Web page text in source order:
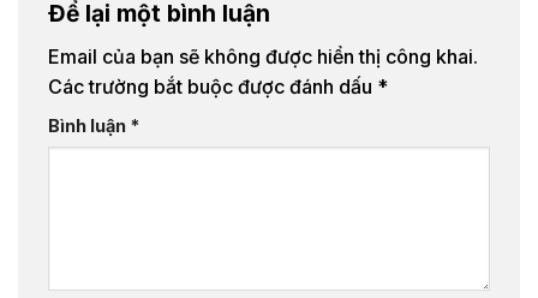
Để lại một bình luận
Email của bạn sẽ không được hiển thị công khai.
Các trường bắt buộc được đánh dấu *
Bình luận *